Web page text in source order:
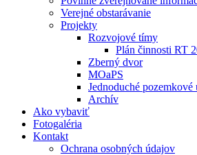
Verejné obstarávanie
Projekty
Rozvojové tímy
Plán činnosti RT
Zberný dvor
MOaPS
Jednoduché pozemkové
Archív
Ako vybaviť
Fotogaléria
Kontakt
Ochrana osobných údajov